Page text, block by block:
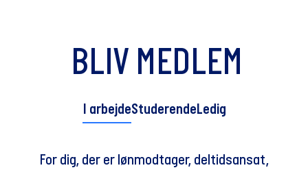
BLIV MEDLEM
I arbejdeStuderendeLedig
For dig, der er lønmodtager, deltidsansat,